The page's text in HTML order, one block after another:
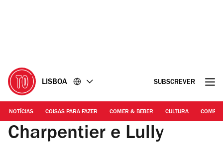
LISBOA SUBSCREVER
NOTÍCIAS COISAS PARA FAZER COMER & BEBER CULTURA
Charpentier e Lully